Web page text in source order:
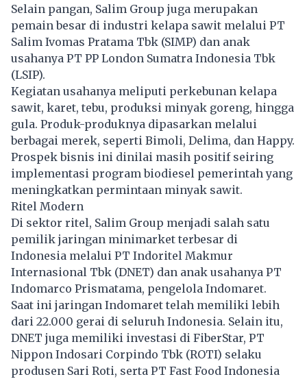
Selain pangan, Salim Group juga merupakan
pemain besar di industri kelapa sawit melalui PT
Salim Ivomas Pratama Tbk (SIMP) dan anak
usahanya PT PP London Sumatra Indonesia Tbk
(LSIP).
Kegiatan usahanya meliputi perkebunan kelapa
sawit, karet, tebu, produksi minyak goreng, hingga
gula. Produk-produknya dipasarkan melalui
berbagai merek, seperti Bimoli, Delima, dan Happy.
Prospek bisnis ini dinilai masih positif seiring
implementasi program biodiesel pemerintah yang
meningkatkan permintaan minyak sawit.
Ritel Modern
Di sektor ritel, Salim Group menjadi salah satu
pemilik jaringan minimarket terbesar di
Indonesia melalui PT Indoritel Makmur
Internasional Tbk (DNET) dan anak usahanya PT
Indomarco Prismatama, pengelola Indomaret.
Saat ini jaringan Indomaret telah memiliki lebih
dari 22.000 gerai di seluruh Indonesia. Selain itu,
DNET juga memiliki investasi di FiberStar, PT
Nippon Indosari Corpindo Tbk (ROTI) selaku
produsen Sari Roti, serta PT Fast Food Indonesia